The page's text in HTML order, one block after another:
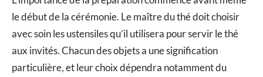
le début de la cérémonie. Le maître du thé doit choisir
avec soin les ustensiles qu’il utilisera pour servir le thé
aux invités. Chacun des objets a une signification
particulière, et leur choix dépendra notamment du